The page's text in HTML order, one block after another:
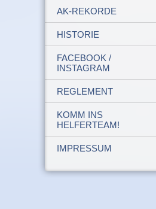
AK-REKORDE
HISTORIE
FACEBOOK /
INSTAGRAM
REGLEMENT
KOMM INS
HELFERTEAM!
IMPRESSUM